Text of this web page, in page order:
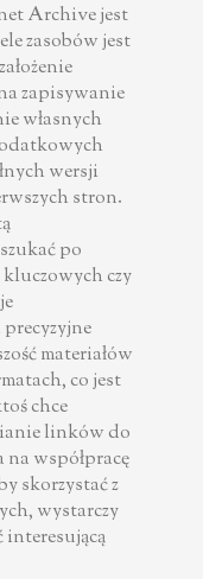
Archive jest
zasobów jest
zapisywanie
własnych
wersji
stron.
po
czy
materiałów
co jest
chce
linków do
na współpracę
skorzystać z
wystarczy